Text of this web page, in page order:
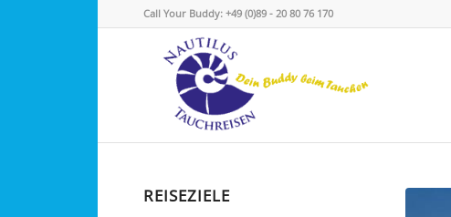
Call Your Buddy: +49 (0)89 - 20 80 76 170
REISEZIELE